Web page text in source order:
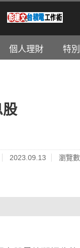
個人理財 特
股
2023.09.13 瀏覽